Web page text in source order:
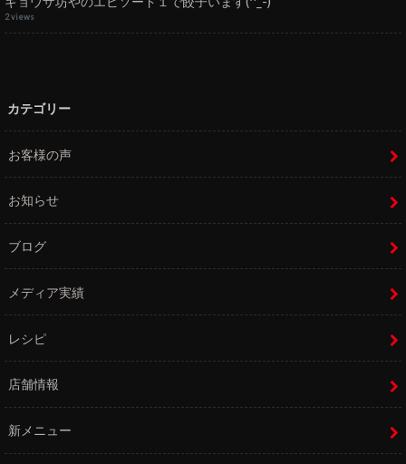
2 views
カテゴリー
お客様の声
お知らせ
ブログ
メディア実績
レシピ
店舗情報
新メニュー